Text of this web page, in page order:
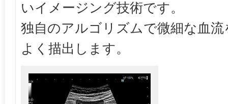
いイメージング技術です。
独自のアルゴリズムで微細な血
よく描出します。